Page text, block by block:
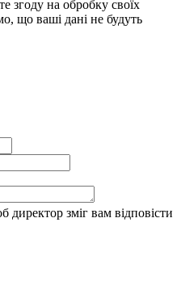
згоду на обробку своїх
що ваші дані не будуть
директор зміг вам відповісти